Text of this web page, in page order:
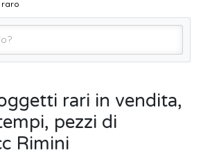
raro
rari in vendita,
pezzi di
Rimini